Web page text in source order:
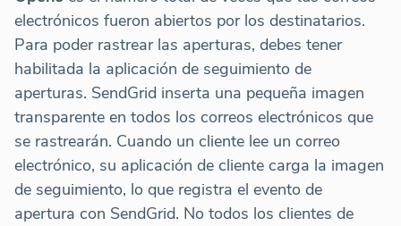
electrónicos fueron abiertos por los destinatarios.
Para poder rastrear las aperturas, debes tener
habilitada la aplicación de seguimiento de
aperturas. SendGrid inserta una pequeña imagen
transparente en todos los correos electrónicos que
se rastrearán. Cuando un cliente lee un correo
electrónico, su aplicación de cliente carga la imagen
de seguimiento, lo que registra el evento de
apertura con SendGrid. No todos los clientes de